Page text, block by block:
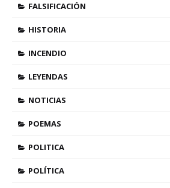
FALSIFICACIÓN
HISTORIA
INCENDIO
LEYENDAS
NOTICIAS
POEMAS
POLITICA
POLÍTICA